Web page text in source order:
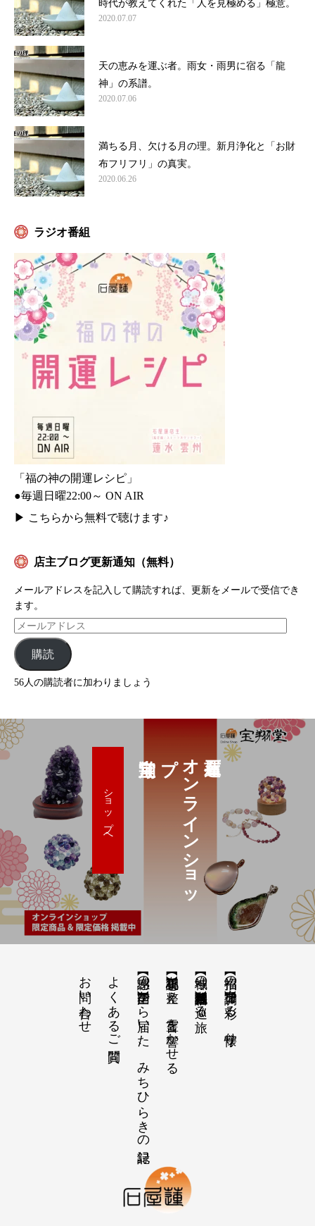
時代が教えてくれた「人を見極める」極意。
2020.07.07
天の恵みを運ぶ者。雨女・雨男に宿る「龍
神」の系譜。
2020.07.06
満ちる月、欠ける月の理。新月浄化と「お財
布フリフリ」の真実。
2020.06.26
ラジオ番組
「福の神の開運レシピ」
●毎週日曜22:00～ ON AIR
▶ こちらから無料で聴けます♪
店主ブログ更新通知（無料）
メールアドレスを記入して購読すれば、更新をメールで受信でき
ます。
購読
56人の購読者に加わりましょう
オ
ン
ラ
イ
ン
シ
ョ
ッ
プ
ショップへ
【招福の調律】日々を彩る、懐守り
【神域の系譜】神社仏閣・自然を巡る旅
【祝詞集】心を整え、言霊を響かせる
【感謝の声】全国から届いた、みちひらきの記録
よくあるご質問
お問い合わせ